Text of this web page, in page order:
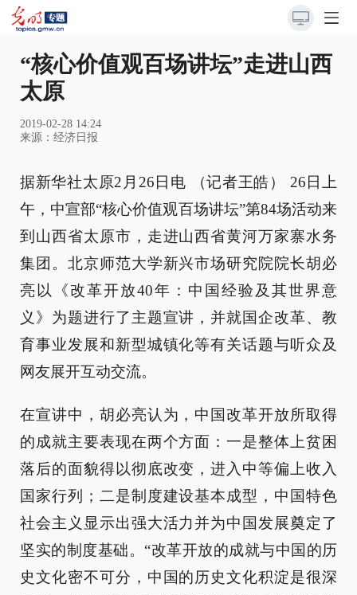
“核心价值观百场讲坛”走进山西
太原
2019-02-28 14:24
来源： 经济日报
据新华社太原2月26日电 （记者王皓） 26日上
午，中宣部“核心价值观百场讲坛”第84场活动来
到山西省太原市，走进山西省黄河万家寨水务
集团。北京师范大学新兴市场研究院院长胡必
亮以《改革开放40年：中国经验及其世界意
义》为题进行了主题宣讲，并就国企改革、教
育事业发展和新型城镇化等有关话题与听众及
网友展开互动交流。
在宣讲中，胡必亮认为，中国改革开放所取得
的成就主要表现在两个方面：一是整体上贫困
落后的面貌得以彻底改变，进入中等偏上收入
国家行列；二是制度建设基本成型，中国特色
社会主义显示出强大活力并为中国发展奠定了
坚实的制度基础。“改革开放的成就与中国的历
史文化密不可分，中国的历史文化积淀是很深